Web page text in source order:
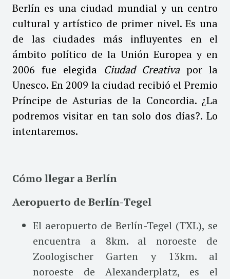
Berlín es una ciudad mundial y un centro
cultural y artístico de primer nivel. Es una
de las ciudades más influyentes en el
ámbito político de la Unión Europea y en
2006 fue elegida Ciudad Creativapor la
Unesco.​ En 2009 la ciudad recibió el Premio
Príncipe de Asturias de la Concordia. ¿La
podremos visitar en tan solo dos días?. Lo
intentaremos.
Cómo llegar a Berlín
Aeropuerto de Berlín-Tegel
El aeropuerto de Berlín-Tegel (TXL), se
encuentra a 8km. al noroeste de
Zoologischer Garten y 13km. al
noroeste de Alexanderplatz, es el